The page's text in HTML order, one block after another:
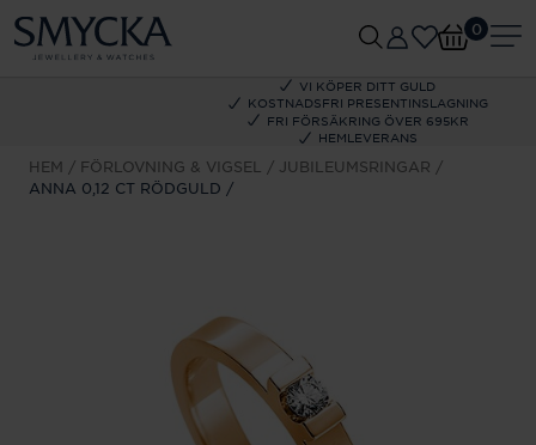
VI KÖPER DITT GULD
KOSTNADSFRI PRESENTINSLAGNING
FRI FÖRSÄKRING ÖVER 695KR
HEMLEVERANS
0
HEM FÖRLOVNING & VIGSEL
JUBILEUMSRINGAR
ANNA 0,12 CT RÖDGULD